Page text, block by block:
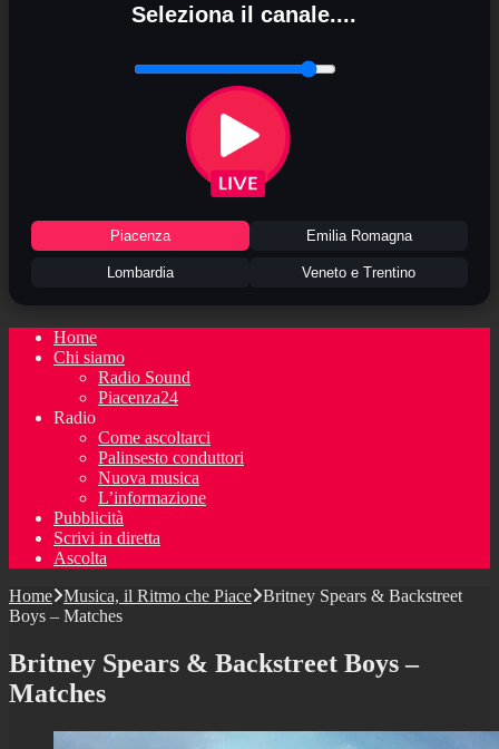
Seleziona il canale....
Piacenza Emilia Romagna
Lombardia Veneto e Trentino
Home
Chi siamo
Radio Sound
Piacenza24
Radio
Come ascoltarci
Palinsesto conduttori
Nuova musica
L’informazione
Pubblicità
Scrivi in diretta
Ascolta
Home Musica, il Ritmo che Piace Britney Spears & Backstreet
Boys – Matches
Britney Spears & Backstreet Boys –
Matches